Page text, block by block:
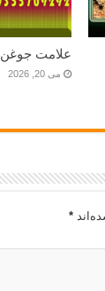
علامت جوغن
می 20, 2026
*